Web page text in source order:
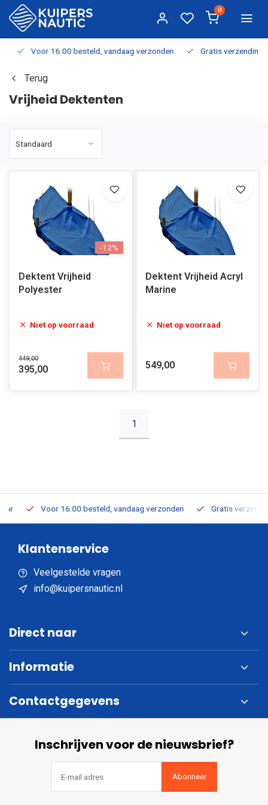
0
Voor 16:00 besteld, vandaag verzonden Gratis verzending
Terug
Vrijheid Dektenten
-12%
Dektent Vrijheid
Polyester
Niet op voorraad
449,00
395,00
Dektent Vrijheid Acryl
Marine
Niet op voorraad
549,00
1
Voor 16:00 besteld, vandaag verzonden Gratis verzending
Klantenservice
Veelgestelde vragen
info@kuipersnautic.nl
Direct naar
Informatie
Contactgegevens
Inschrijven voor de nieuwsbrief?
Abonneer